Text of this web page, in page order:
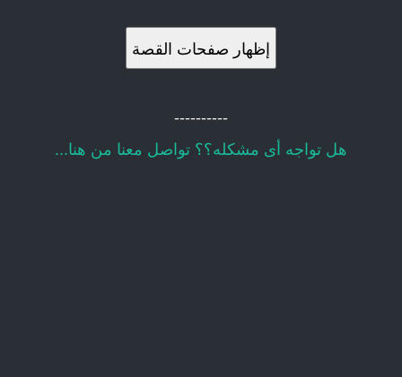
إظهار صفحات القصة
----------
هل تواجه أى مشكله؟؟ تواصل معنا من هنا...